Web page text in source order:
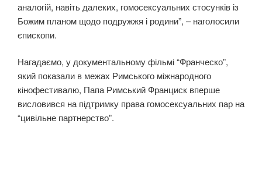
аналогій, навіть далеких, гомосексуальних стосунків із
Божим планом щодо подружжя і родини”, – наголосили
єпископи.
Нагадаємо, у документальному фільмі “Франческо”,
який показали в межах Римського міжнародного
кінофестивалю, Папа Римський Франциск вперше
висловився на підтримку права гомосексуальних пар на
“цивільне партнерство”.